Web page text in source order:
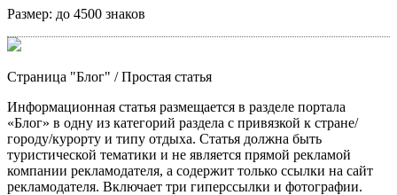
Размер: до 4500 знаков
Страница "Блог" / Простая статья
Информационная статья размещается в разделе портала
«Блог» в одну из категорий раздела с привязкой к стране/
городу/курорту и типу отдыха. Статья должна быть
туристической тематики и не является прямой рекламой
компании рекламодателя, а содержит только ссылки на сайт
рекламодателя. Включает три гиперссылки и фотографии.